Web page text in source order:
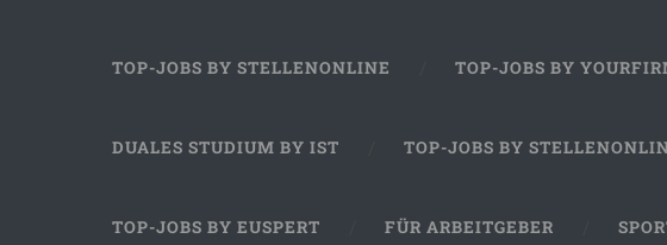
TOP-JOBS BY STELLENONLINE TOP-JOBS BY
DUALES STUDIUM BY IST TOP-JOBS BY
TOP-JOBS BY EUSPERT FÜR ARBEITGEBER